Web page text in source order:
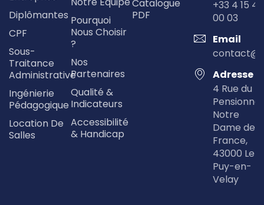
Diplômantes
CPF
Sous-
Traitance
Administrative
Ingénierie
Pédagogique
Location De
Salles
Pourquoi
Nous Choisir
?
Nos
Partenaires
Qualité &
Indicateurs
Accessibilité
& Handicap
Catalogue
PDF
+33 4 15 49
00 03
Email
Adresse
4 Rue du
Pensionnat
Notre
Dame de
France,
43000 Le
Puy-en-
Velay